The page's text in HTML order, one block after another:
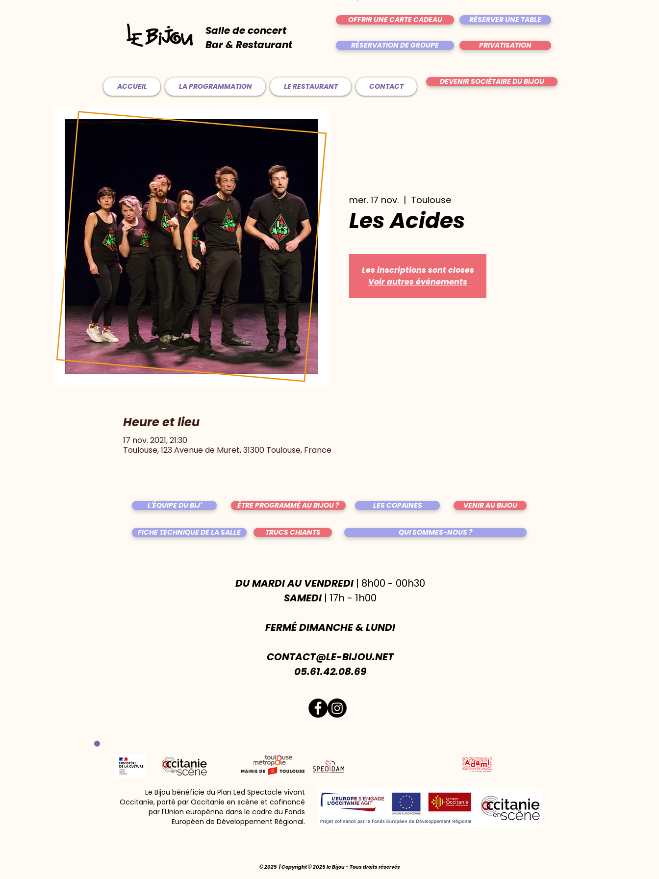
Salle de concert
Bar & Restaurant
OFFRIR UNE CARTE CADEAU RÉSERVER UNE TABLE
RÉSERVATION DE GROUPE PRIVATISATION
ACCUEIL LA PROGRAMMATION LE RESTAURANT CONTACT DEVENIR SOCIÉTAIRE DU BIJOU
mer. 17 nov.
  |
Toulouse
Les Acides
Les inscriptions sont closes
Voir autres événements
Heure et lieu
17 nov. 2021, 21:30
Toulouse, 123 Avenue de Muret, 31300 Toulouse, France
L'ÉQUIPE DU BIJ' ÊTRE PROGRAMMÉ AU BIJOU ? LES COPAINES VENIR AU BIJOU
FICHE TECHNIQUE DE LA SALLE TRUCS CHIANTS QUI SOMMES-NOUS ?
DU MARDI AU VENDREDI| 8h00 - 00h30
SAMEDI| 17h - 1h00
FERMÉ DIMANCHE & LUNDI
CONTACT@LE-BIJOU.NET
05.61.42.08.69
Le Bijou bénéficie du Plan Led Spectacle vivant
Occitanie, porté par Occitanie en scène et cofinancé
par l'Union europénne dans le cadre du Fonds
Européen de Développement Régional.
© 2025 | Copyright © 2025 le Bijou - Tous droits réservés